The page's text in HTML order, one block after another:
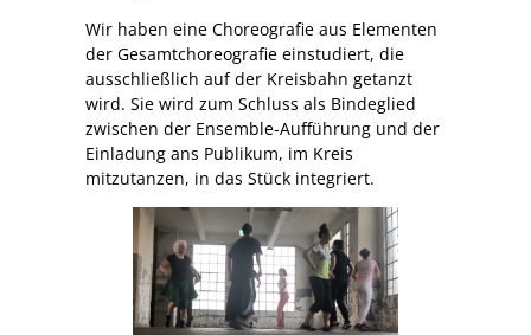
Wir haben eine Choreografie aus Elementen
der Gesamtchoreografie einstudiert, die
ausschließlich auf der Kreisbahn getanzt
wird. Sie wird zum Schluss als Bindeglied
zwischen der Ensemble-Aufführung und der
Einladung ans Publikum, im Kreis
mitzutanzen, in das Stück integriert.